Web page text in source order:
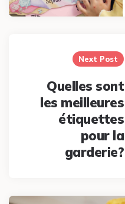
Next Post
Quelles sont
les meilleures
étiquettes
pour la
garderie?